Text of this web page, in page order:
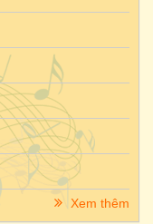
Xem thêm